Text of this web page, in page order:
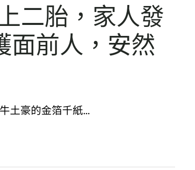
二胎，家人發
面前人，安然
土豪的金箔千紙…